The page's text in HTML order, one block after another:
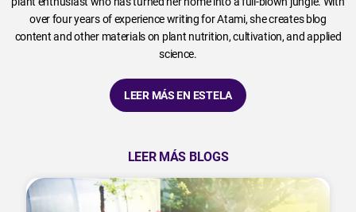
over four years of experience writing for Atami, she creates blog
content and other materials on plant nutrition, cultivation, and applied
science.
LEER MÁS EN ESTELA
LEER MÁS BLOGS